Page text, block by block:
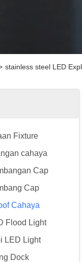
stainless steel LED
Fixture
cahaya
Cap
Cap
Cahaya
Flood Light
LED Light
Dock